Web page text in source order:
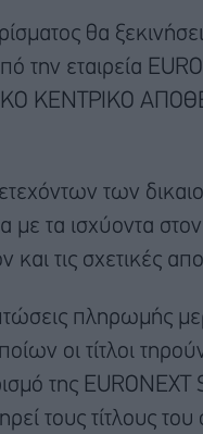
θα
την εταιρεία
ΚΕΝΤΡΙΚΟ
των
με τα ισχύοντα
και τις σχετικές
πληρωμής
οι τίτλοι
της
τους τίτλους